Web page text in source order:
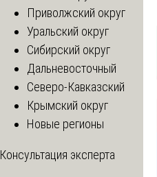
Приволжский округ
Уральский округ
Сибирский округ
Дальневосточный
Северо-Кавказский
Крымский округ
Новые регионы
Консультация эксперта